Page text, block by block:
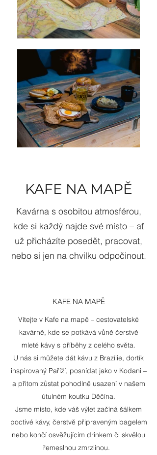
KAFE NA MAPĚ
Kavárna s osobitou atmosférou,
kde si každý najde své místo – ať
už přicházíte posedět, pracovat,
nebo si jen na chvilku odpočinout.
KAFE NA MAPĚ
Vítejte v Kafe na mapě – cestovatelské
kavárně, kde se potkává vůně čerstvě
mleté kávy s příběhy z celého světa.
U nás si můžete dát kávu z Brazílie, dortík
inspirovaný Paříží, posnídat jako v Kodani –
a přitom zůstat pohodlně usazení v našem
útulném koutku Děčína.
Jsme místo, kde váš výlet začíná šálkem
poctivé kávy, čerstvě připraveným bagelem
nebo končí osvěžujícím drinkem či skvělou
řemeslnou zmrzlinou.